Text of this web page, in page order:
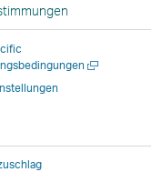
externen
Anbietern
betrieben
wird,
möglicherweise
Anbietern
wird,
und
nicht
Neues